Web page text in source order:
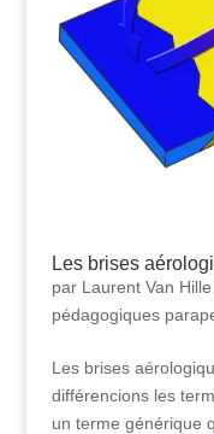
Les brises
par Laurent Van Hille
pédagogiques
Les brises
différencions les
un terme générique